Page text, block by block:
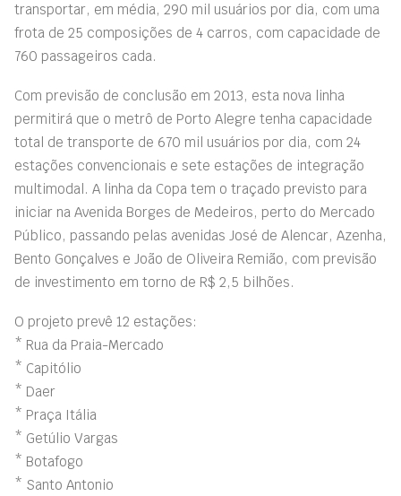
transportar, em média, 290 mil usuários por dia, com uma
frota de 25 composições de 4 carros, com capacidade de
760 passageiros cada.
Com previsão de conclusão em 2013, esta nova linha
permitirá que o metrô de Porto Alegre tenha capacidade
total de transporte de 670 mil usuários por dia, com 24
estações convencionais e sete estações de integração
multimodal. A linha da Copa tem o traçado previsto para
iniciar na Avenida Borges de Medeiros, perto do Mercado
Público, passando pelas avenidas José de Alencar, Azenha,
Bento Gonçalves e João de Oliveira Remião, com previsão
de investimento em torno de R$ 2,5 bilhões.
O projeto prevê 12 estações:
* Rua da Praia-Mercado
* Capitólio
* Daer
* Praça Itália
* Getúlio Vargas
* Botafogo
* Santo Antonio